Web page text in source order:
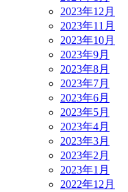
2023年12月
2023年11月
2023年10月
2023年9月
2023年8月
2023年7月
2023年6月
2023年5月
2023年4月
2023年3月
2023年2月
2023年1月
2022年12月